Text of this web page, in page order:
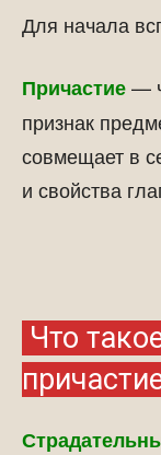
Для начала
Причастие—
признак
совмещает в
и свойства
Что